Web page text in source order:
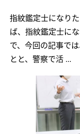
指紋鑑定士になり
ば、指紋鑑定士に
で、今回の記事で
とと、警察で活 ...